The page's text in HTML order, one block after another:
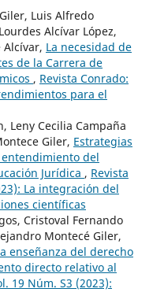
Luis Alfredo
Alcívar López,
Alcívar, La necesidad de
de la Carrera de
, Revista Conrado:
para el
Leny Cecilia Campaña
Giler, Estrategias
del
Jurídica , Revista
La integración del
científicas
Cristoval Fernando
Montecé Giler,
enseñanza del derecho
directo relativo al
19 Núm. S3 (2023):